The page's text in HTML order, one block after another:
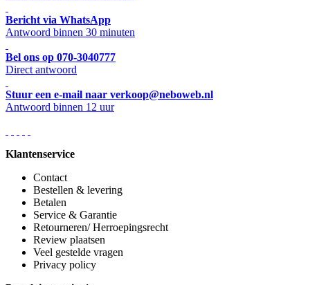
Bericht via WhatsApp
Antwoord binnen 30 minuten
Bel ons op 070-3040777
Direct antwoord
Stuur een e-mail naar verkoop@neboweb.nl
Antwoord binnen 12 uur
Klantenservice
Contact
Bestellen & levering
Betalen
Service & Garantie
Retourneren/ Herroepingsrecht
Review plaatsen
Veel gestelde vragen
Privacy policy